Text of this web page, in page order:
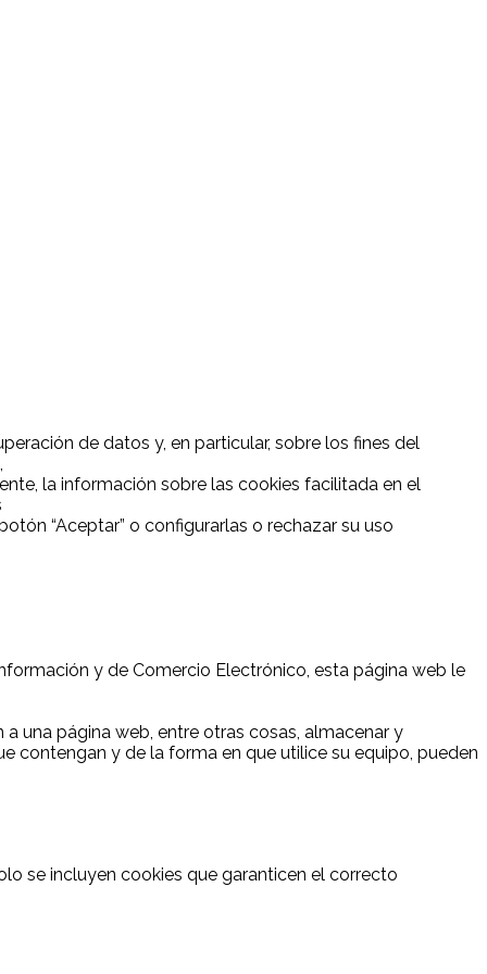
de datos y, en particular, sobre los fines del
la información sobre las cookies facilitada en el
“Aceptar” o configurarlas o rechazar su uso
y de Comercio Electrónico, esta página web le
una página web, entre otras cosas, almacenar y
contengan y de la forma en que utilice su equipo, pueden
se incluyen cookies que garanticen el correcto